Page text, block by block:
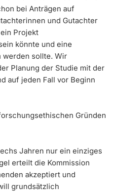
bei Anträgen auf
und Gutachter
Projekt
könnte und eine
werden sollte. Wir
Planung der Studie mit der
auf jeden Fall vor Beginn
Gründen
Jahren nur ein einziges
erteilt die Kommission
akzeptiert und
grundsätzlich